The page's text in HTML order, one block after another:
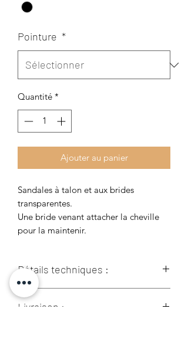
Pointure *
Quantité *
Ajouter au panier
Sandales à talon et aux brides
transparentes.
Une bride venant attacher la cheville
pour la maintenir.
Détails techniques :
Dessus : Autres matériaux
Doublure et semelle intérieur: Autres
Livraison :